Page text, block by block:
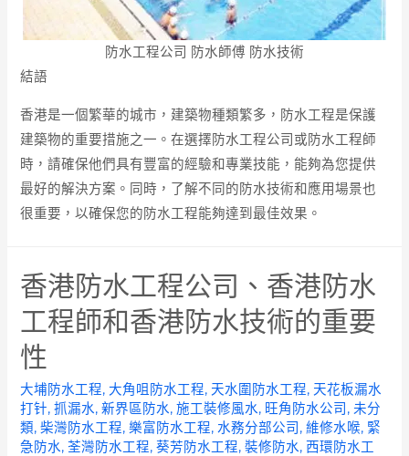
防水工程公司 防水師傅 防水技術
結語
香港是一個繁華的城市，建築物種類繁多，防水工程是保護
建築物的重要措施之一。在選擇防水工程公司或防水工程師
時，請確保他們具有豐富的經驗和專業技能，能夠為您提供
最好的解決方案。同時，了解不同的防水技術和應用場景也
很重要，以確保您的防水工程能夠達到最佳效果。
香港防水工程公司、香港防水
工程師和香港防水技術的重要
性
大埔防水工程,大角咀防水工程, 天水圍防水工程, 天花板漏水
打针,抓漏水,新界區防水,施工裝修風水, 旺角防水公司 ,未分
類,柴灣防水工程,樂富防水工程,水務分部公司 ,維修水喉, 緊
急防水,荃灣防水工程,葵芳防水工程,裝修防水,西環防水工